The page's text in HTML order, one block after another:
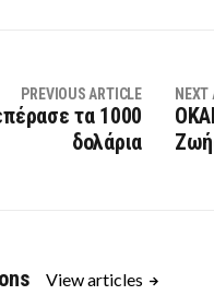
PREVIOUS ARTICLE
τα 1000
δολάρια
NEXT
View articles